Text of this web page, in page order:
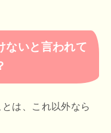
ないと言われて
は、これ以外なら